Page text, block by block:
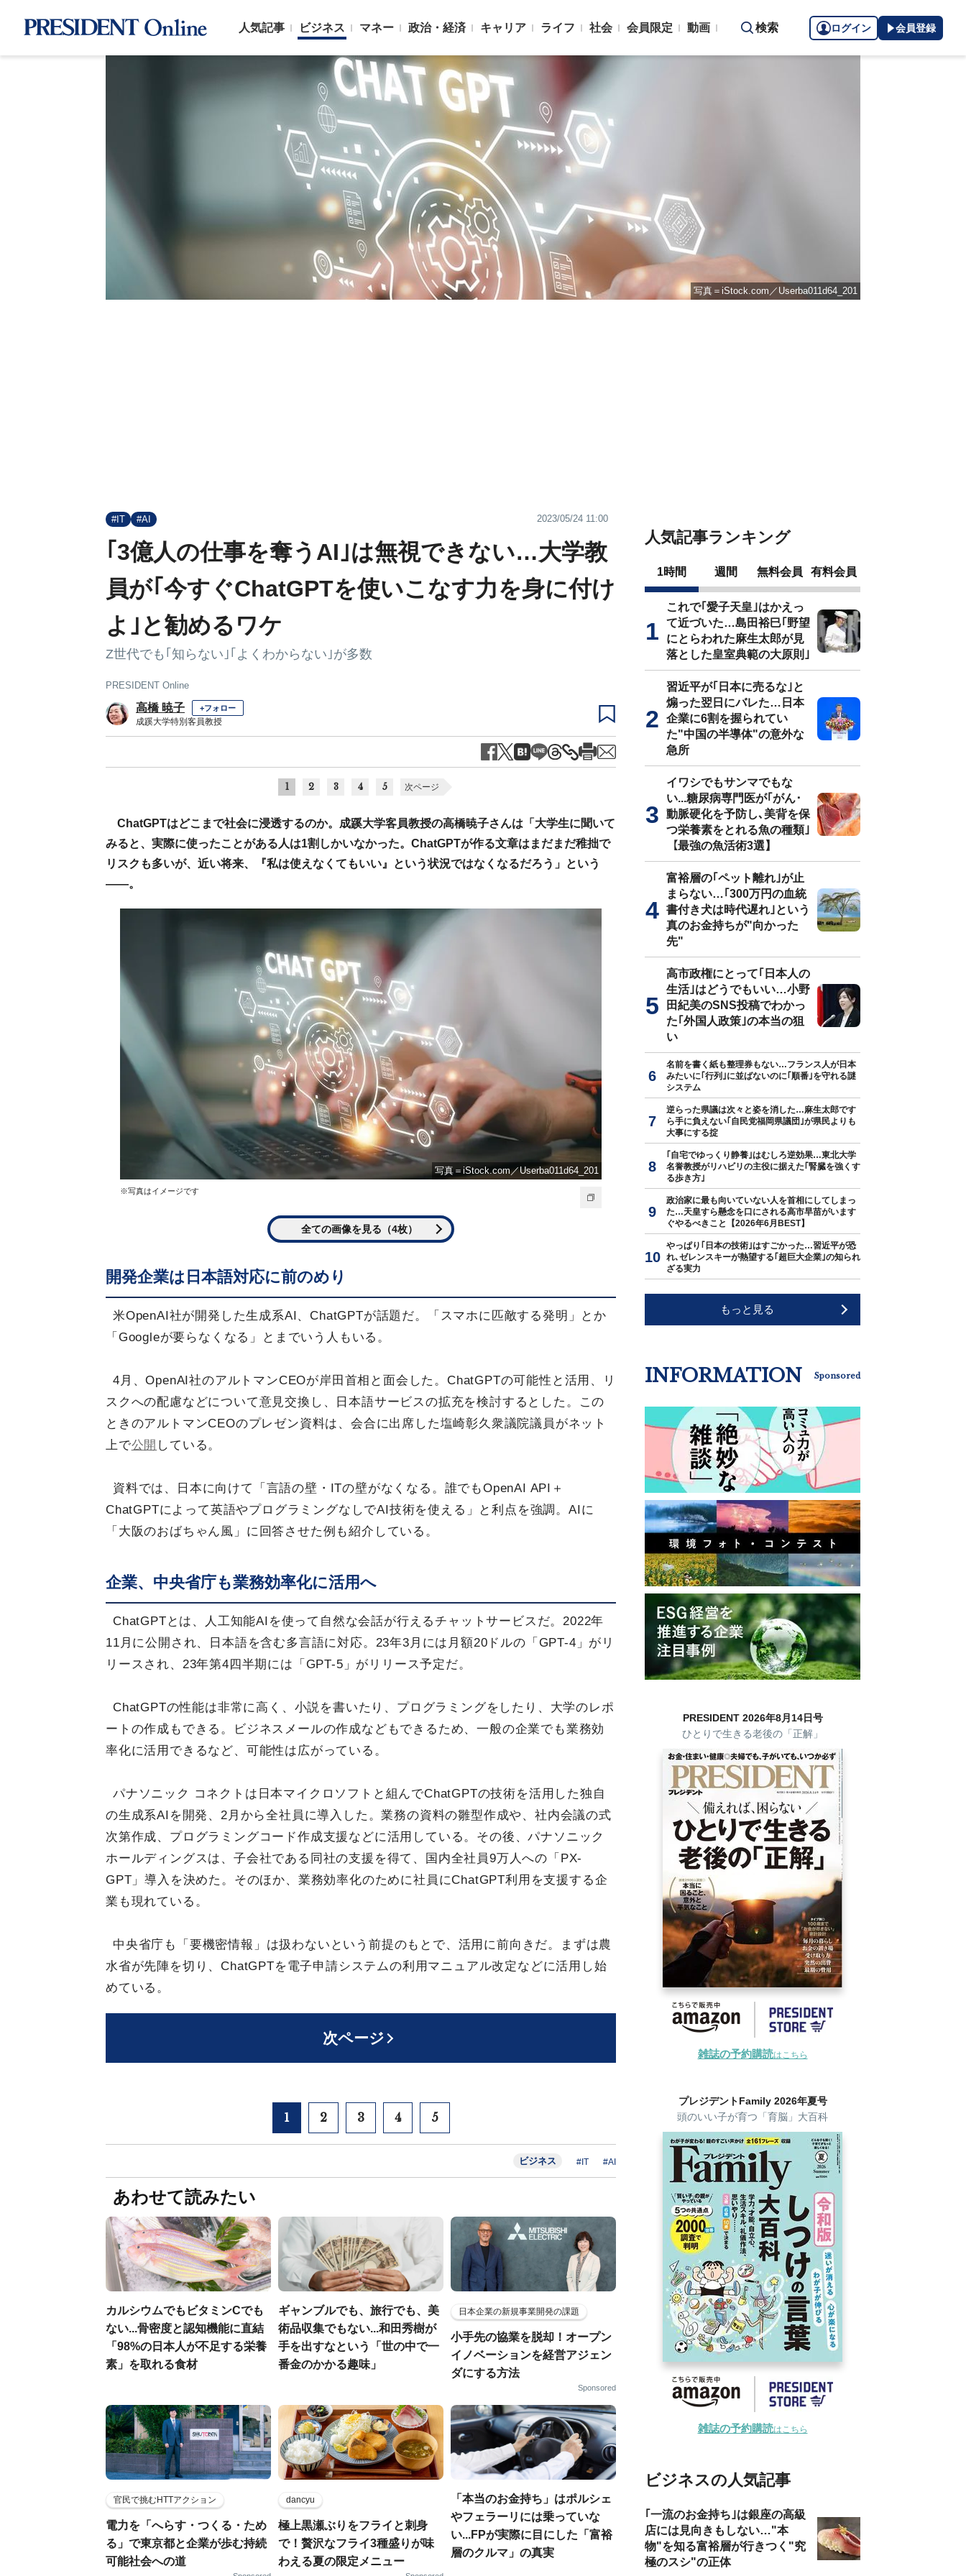
人気記事 ビジネス マネー 政治・経済 キャリア ライフ 社会 会員限定 動画 検索 ログイン 会員登録
写真＝iStock.com／Userba011d64_201
#IT #AI 2023/05/24 11:00
｢3億人の仕事を奪うAI｣は無視できない…大学教
員が｢今すぐChatGPTを使いこなす力を身に付け
よ｣と勧めるワケ
Z世代でも｢知らない｣｢よくわからない｣が多数
PRESIDENT Online
高橋 暁子 +フォロー
成蹊大学特別客員教授
1 2 3 4 5 次ページ
ChatGPTはどこまで社会に浸透するのか。成蹊大学客員教授の高橋暁子さんは「大学生に聞いて
みると、実際に使ったことがある人は1割しかいなかった。ChatGPTが作る文章はまだまだ稚拙で
リスクも多いが、近い将来、『私は使えなくてもいい』という状況ではなくなるだろう」という
――。
写真＝iStock.com／Userba011d64_201
※写真はイメージです
全ての画像を見る（4枚）
開発企業は日本語対応に前のめり
米OpenAI社が開発した生成系AI、ChatGPTが話題だ。「スマホに匹敵する発明」とか
「Googleが要らなくなる」とまでいう人もいる。
4月、OpenAI社のアルトマンCEOが岸田首相と面会した。ChatGPTの可能性と活用、リ
スクへの配慮などについて意見交換し、日本語サービスの拡充を検討するとした。この
ときのアルトマンCEOのプレゼン資料は、会合に出席した塩崎彰久衆議院議員がネット
上で公開 している。
資料では、日本に向けて「言語の壁・ITの壁がなくなる。誰でもOpenAI API＋
ChatGPTによって英語やプログラミングなしでAI技術を使える」と利点を強調。AIに
「大阪のおばちゃん風」に回答させた例も紹介している。
企業、中央省庁も業務効率化に活用へ
ChatGPTとは、人工知能AIを使って自然な会話が行えるチャットサービスだ。2022年
11月に公開され、日本語を含む多言語に対応。23年3月には月額20ドルの「GPT-4」がリ
リースされ、23年第4四半期には「GPT-5」がリリース予定だ。
ChatGPTの性能は非常に高く、小説を書いたり、プログラミングをしたり、大学のレポ
ートの作成もできる。ビジネスメールの作成などもできるため、一般の企業でも業務効
率化に活用できるなど、可能性は広がっている。
パナソニック コネクトは日本マイクロソフトと組んでChatGPTの技術を活用した独自
の生成系AIを開発、2月から全社員に導入した。業務の資料の雛型作成や、社内会議の式
次第作成、プログラミングコード作成支援などに活用している。その後、パナソニック
ホールディングスは、子会社である同社の支援を得て、国内全社員9万人への「PX-
GPT」導入を決めた。そのほか、業務効率化のために社員にChatGPT利用を支援する企
業も現れている。
中央省庁も「要機密情報」は扱わないという前提のもとで、活用に前向きだ。まずは農
水省が先陣を切り、ChatGPTを電子申請システムの利用マニュアル改定などに活用し始
めている。
次ページ
1 2 3 4 5
ビジネス #IT #AI
あわせて読みたい
カルシウムでもビタミンCでも
ない...骨密度と認知機能に直結
「98%の日本人が不足する栄養
素」を取れる食材
ギャンブルでも、旅行でも、美
術品収集でもない...和田秀樹が
手を出すなという「世の中で一
番金のかかる趣味」
日本企業の新規事業開発の課題
小手先の協業を脱却！オープン
イノベーションを経営アジェン
ダにする方法
Sponsored
官民で挑むHTTアクション
電力を「へらす・つくる・ため
る」で東京都と企業が歩む持続
可能社会への道
dancyu
極上黒瀬ぶりをフライと刺身
で！贅沢なフライ3種盛りが味
わえる夏の限定メニュー
「本当のお金持ち」はポルシェ
やフェラーリには乗っていな
い...FPが実際に目にした「富裕
層のクルマ」の真実
人気記事ランキング
1時間 週間 無料会員 有料会員
これで｢愛子天皇｣はかえっ
て近づいた…島田裕巳｢野望
にとらわれた麻生太郎が見
落とした皇室典範の大原則｣
習近平が｢日本に売るな｣と
煽った翌日にバレた…日本
企業に6割を握られてい
た"中国の半導体"の意外な
急所
イワシでもサンマでもな
い...糖尿病専門医が｢がん･
動脈硬化を予防し､美背を保
つ栄養素をとれる魚の種類｣
【最強の魚活術3選】
富裕層の｢ペット離れ｣が止
まらない…｢300万円の血統
書付き犬は時代遅れ｣という
真のお金持ちが"向かった
先"
高市政権にとって｢日本人の
生活｣はどうでもいい…小野
田紀美のSNS投稿でわかっ
た｢外国人政策｣の本当の狙
い
名前を書く紙も整理券もない…フランス人が日本
みたいに｢行列｣に並ばないのに｢順番｣を守れる謎
システム
逆らった県議は次々と姿を消した…麻生太郎です
ら手に負えない｢自民党福岡県議団｣が県民よりも
大事にする掟
｢自宅でゆっくり静養｣はむしろ逆効果…東北大学
名誉教授がリハビリの主役に据えた｢腎臓を強くす
る歩き方｣
政治家に最も向いていない人を首相にしてしまっ
た…天皇すら懸念を口にされる高市早苗がいます
ぐやるべきこと【2026年6月BEST】
やっぱり｢日本の技術｣はすごかった…習近平が恐
れ､ゼレンスキーが熱望する｢超巨大企業｣の知られ
ざる実力
もっと見る
INFORMATION Sponsored
PRESIDENT 2026年8月14日号
ひとりで生きる老後の「正解」
雑誌の予約購読はこちら
プレジデントFamily 2026年夏号
頭のいい子が育つ「育脳」大百科
雑誌の予約購読はこちら
ビジネスの人気記事
｢一流のお金持ち｣は銀座の高級
店には見向きもしない…"本
物"を知る富裕層が行きつく"究
極のスシ"の正体